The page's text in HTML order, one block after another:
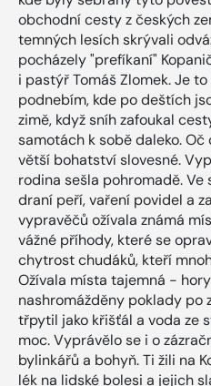
obchodní cesty z českých
temných lesích skrývali
pocházely "prefíkaní"
i pastýř Tomáš Zlomek. Je
podnebím, kde po deštích
zimě, když sníh zafoukal
samotách k sobě daleko.
větší bohatství slovesné.
rodina sešla pohromadě.
draní peří, vaření povidel a
vypravěčů ožívala známá
vážné příhody, které se
chytrost chudáků, kteří
Ožívala místa tajemná -
nashromážděny poklady po
třpytil jako křišťál a voda ze
moc. Vyprávělo se i o
bylinkářů a bohyň. Ti žili na
lék na lidské bolesi a jejich